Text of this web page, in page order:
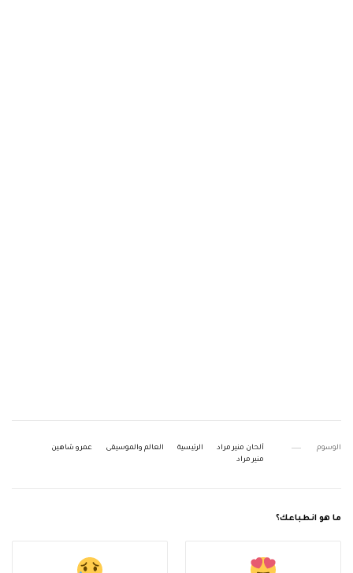
الوسوم ألحان منير مراد الرئيسية العالم والموسيقى
عمرو شاهين
منير مراد
ما هو انطباعك؟